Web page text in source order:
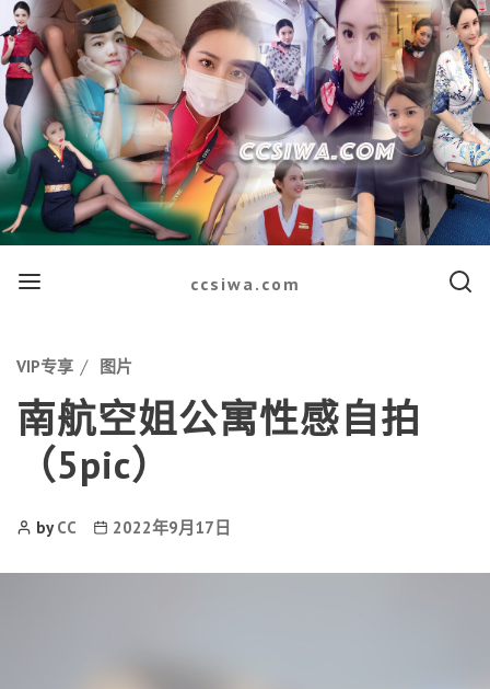
Menu ccsiwa.com Search
Categories
VIP专享 图片
南航空姐公寓性感自拍
（5pic）
PostbyCC
Post2022年9月17日